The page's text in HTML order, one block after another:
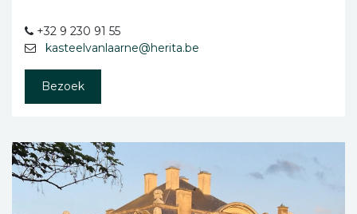
+32 9 230 91 55
kasteelvanlaarne@herita.be
Bezoek